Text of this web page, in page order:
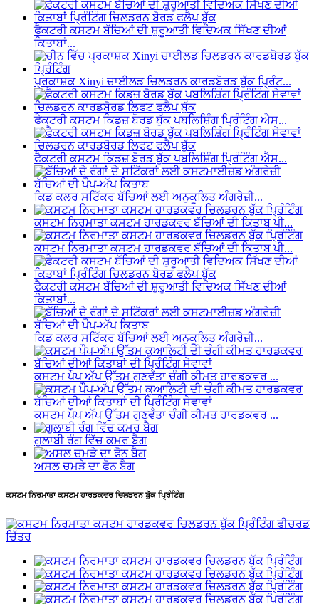
ਫੈਕਟਰੀ ਕਸਟਮ ਬੱਚਿਆਂ ਦੀ ਸ਼ੁਰੂਆਤੀ ਵਿਦਿਅਕ ਸਿੱਖਣ ਦੀਆਂ
ਕਿਤਾਬਾਂ...
ਪ੍ਰਕਾਸ਼ਕ Xinyi ਚਾਈਲਡ ਚਿਲਡਰਨ ਕਾਰਡਬੋਰਡ ਬੁੱਕ ਪ੍ਰਿੰਟ...
ਫੈਕਟਰੀ ਕਸਟਮ ਕਿਡਜ਼ ਬੋਰਡ ਬੁੱਕ ਪਬਲਿਸ਼ਿੰਗ ਪ੍ਰਿੰਟਿੰਗ ਐਸ...
ਫੈਕਟਰੀ ਕਸਟਮ ਕਿਡਜ਼ ਬੋਰਡ ਬੁੱਕ ਪਬਲਿਸ਼ਿੰਗ ਪ੍ਰਿੰਟਿੰਗ ਐਸ...
ਕਿਡ ਕਲਰ ਸਟਿੱਕਰ ਬੱਚਿਆਂ ਲਈ ਅਨੁਕੂਲਿਤ ਅੰਗਰੇਜ਼ੀ...
ਕਸਟਮ ਨਿਰਮਾਤਾ ਕਸਟਮ ਹਾਰਡਕਵਰ ਬੱਚਿਆਂ ਦੀ ਕਿਤਾਬ ਪੀ...
ਕਸਟਮ ਨਿਰਮਾਤਾ ਕਸਟਮ ਹਾਰਡਕਵਰ ਬੱਚਿਆਂ ਦੀ ਕਿਤਾਬ ਪੀ...
ਫੈਕਟਰੀ ਕਸਟਮ ਬੱਚਿਆਂ ਦੀ ਸ਼ੁਰੂਆਤੀ ਵਿਦਿਅਕ ਸਿੱਖਣ ਦੀਆਂ
ਕਿਤਾਬਾਂ...
ਕਿਡ ਕਲਰ ਸਟਿੱਕਰ ਬੱਚਿਆਂ ਲਈ ਅਨੁਕੂਲਿਤ ਅੰਗਰੇਜ਼ੀ...
ਕਸਟਮ ਪੌਪ ਅੱਪ ਉੱਤਮ ਗੁਣਵੱਤਾ ਚੰਗੀ ਕੀਮਤ ਹਾਰਡਕਵਰ ...
ਕਸਟਮ ਪੌਪ ਅੱਪ ਉੱਤਮ ਗੁਣਵੱਤਾ ਚੰਗੀ ਕੀਮਤ ਹਾਰਡਕਵਰ ...
ਗੁਲਾਬੀ ਰੰਗ ਵਿੱਚ ਕਮਰ ਬੈਗ
ਅਸਲ ਚਮੜੇ ਦਾ ਫੋਨ ਬੈਗ
ਕਸਟਮ ਨਿਰਮਾਤਾ ਕਸਟਮ ਹਾਰਡਕਵਰ ਚਿਲਡਰਨ ਬੁੱਕ ਪ੍ਰਿੰਟਿੰਗ